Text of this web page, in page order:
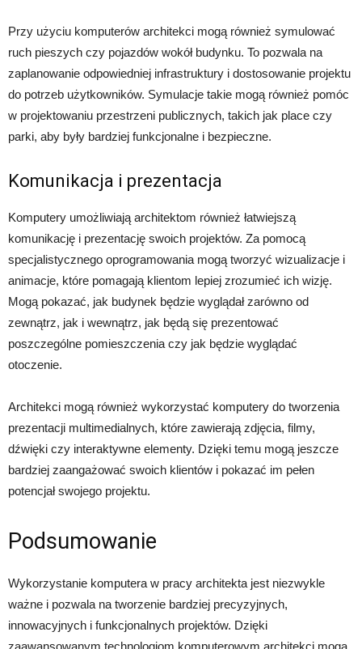
Przy użyciu komputerów architekci mogą również symulować
ruch pieszych czy pojazdów wokół budynku. To pozwala na
zaplanowanie odpowiedniej infrastruktury i dostosowanie projektu
do potrzeb użytkowników. Symulacje takie mogą również pomóc
w projektowaniu przestrzeni publicznych, takich jak place czy
parki, aby były bardziej funkcjonalne i bezpieczne.
Komunikacja i prezentacja
Komputery umożliwiają architektom również łatwiejszą
komunikację i prezentację swoich projektów. Za pomocą
specjalistycznego oprogramowania mogą tworzyć wizualizacje i
animacje, które pomagają klientom lepiej zrozumieć ich wizję.
Mogą pokazać, jak budynek będzie wyglądał zarówno od
zewnątrz, jak i wewnątrz, jak będą się prezentować
poszczególne pomieszczenia czy jak będzie wyglądać
otoczenie.
Architekci mogą również wykorzystać komputery do tworzenia
prezentacji multimedialnych, które zawierają zdjęcia, filmy,
dźwięki czy interaktywne elementy. Dzięki temu mogą jeszcze
bardziej zaangażować swoich klientów i pokazać im pełen
potencjał swojego projektu.
Podsumowanie
Wykorzystanie komputera w pracy architekta jest niezwykle
ważne i pozwala na tworzenie bardziej precyzyjnych,
innowacyjnych i funkcjonalnych projektów. Dzięki
zaawansowanym technologiom komputerowym architekci mogą